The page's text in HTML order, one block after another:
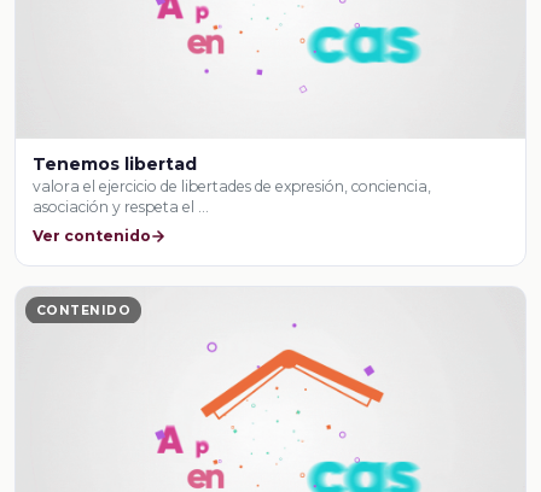
Tenemos libertad
valora el ejercicio de libertades de expresión, conciencia,
asociación y respeta el …
Ver contenido
CONTENIDO